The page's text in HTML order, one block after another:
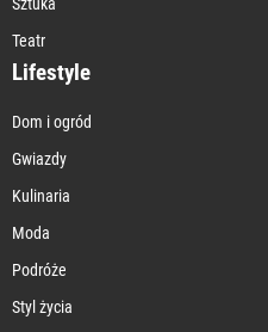
Teatr
Lifestyle
Dom i ogród
Gwiazdy
Kulinaria
Moda
Podróże
Styl życia